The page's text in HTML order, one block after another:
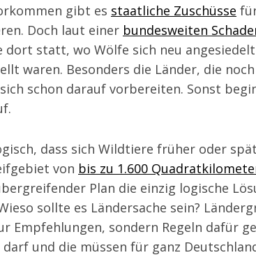
gibt es staatliche Zuschüsse
Doch laut einer bundesweiten
dort statt, wo Wölfe sich neu
waren. Besonders die Länder, die
schon darauf vorbereiten. Sonst
dass sich Wildtiere früher oder
von bis zu 1.600
Plan die einzig logische
sollte es Ländersache sein?
Empfehlungen, sondern Regeln dafür
und die müssen für ganz